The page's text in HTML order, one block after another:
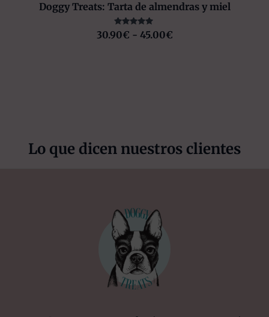
Doggy Treats: Tarta de almendras y miel
Valorado
con
30.90€ - 45.00€
Lo que dicen nuestros clientes